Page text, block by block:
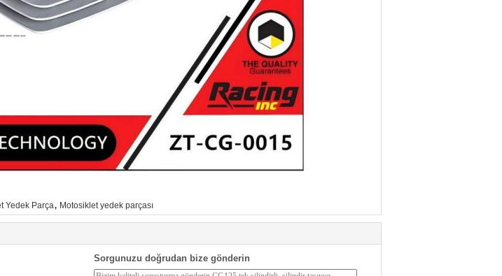
Yedek Parça, Motosiklet yedek parçası
Sorgunuzu doğrudan bize gönderin